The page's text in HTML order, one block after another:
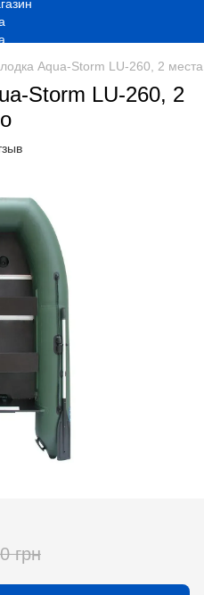
Aqua-Storm LU-260, 2
Storm LU-260, 2
грн